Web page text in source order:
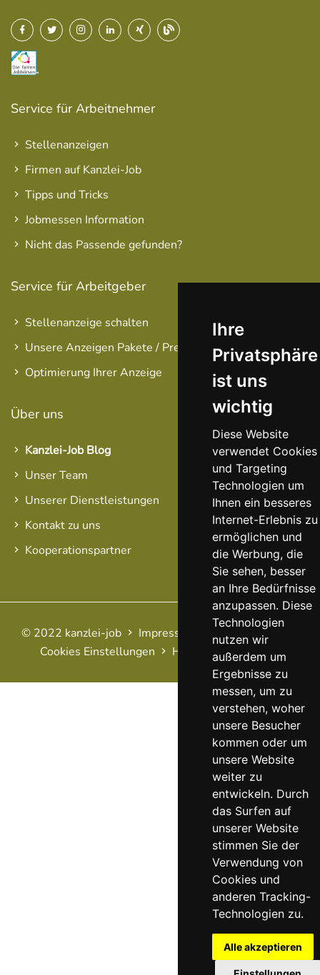
Ihre
Privatsphäre
ist uns
wichtig
Diese Website
verwendet Cookies
und Targeting
Technologien um
Ihnen ein besseres
Internet-Erlebnis zu
ermöglichen und
die Werbung, die
Sie sehen, besser
an Ihre Bedürfnisse
anzupassen. Diese
Technologien
nutzen wir
außerdem um
Ergebnisse zu
messen, um zu
verstehen, woher
unsere Besucher
kommen oder um
unsere Website
weiter zu
entwickeln. Durch
das Surfen auf
unserer Website
stimmen Sie der
Verwendung von
Cookies und
anderen Tracking-
Technologien zu.
Alle akzeptieren
Service für Arbeitnehmer
Stellenanzeigen
Firmen auf Kanzlei-Job
Tipps und Tricks
Jobmessen Information
Nicht das Passende gefunden?
Service für Arbeitgeber
Stellenanzeige schalten
Unsere Anzeigen Pakete / Preise
Optimierung Ihrer Anzeige
Über uns
Kanzlei-Job Blog
Unser Team
Unserer Dienstleistungen
Kontakt zu uns
Kooperationspartner
© 2022 kanzlei-job Impressum AGB
Datenschutz
Cookies Einstellungen
Haftungsausschluss